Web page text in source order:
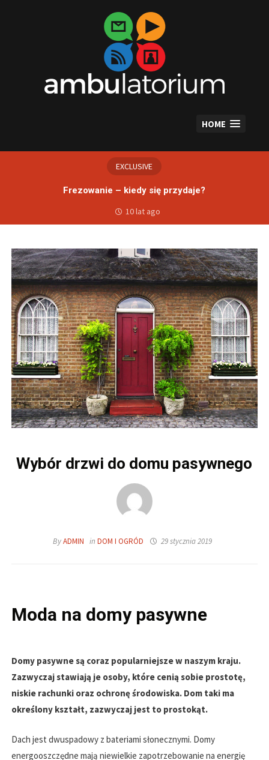
content
HOME
EXCLUSIVE
Frezowanie – kiedy się przydaje?
10 lat ago
Wybór drzwi do domu pasywnego
ByADMIN inDOM I OGRÓD 29 stycznia 2019
Moda na domy pasywne
Domy pasywne są coraz popularniejsze w naszym kraju.
Zazwyczaj stawiają je osoby, które cenią sobie prostotę,
niskie rachunki oraz ochronę środowiska. Dom taki ma
określony kształt, zazwyczaj jest to prostokąt.
Dach jest dwuspadowy z bateriami słonecznymi. Domy
energooszczędne mają niewielkie zapotrzebowanie na energię